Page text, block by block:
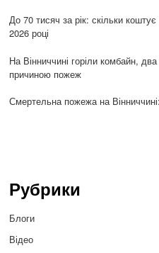
До 70 тисяч за рік: скільки
2026 році
На Вінниччині горіли комбайн,
причиною пожеж
Смертельна пожежа на
Рубрики
Блоги
Відео